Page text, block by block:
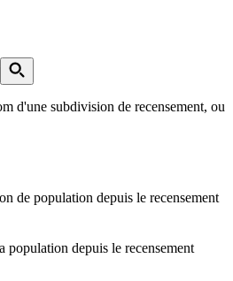
d'une subdivision de recensement, ou
de population depuis le recensement
population depuis le recensement